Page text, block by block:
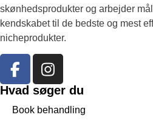
skønhedsprodukter og arbejder
kendskabet til de bedste og mest
nicheprodukter.
Hvad søger du
Book behandling